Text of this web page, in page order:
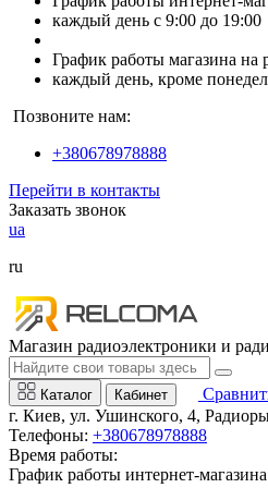
каждый день с 9:00 до 19:00
График работы магазина на
каждый день, кроме
Позвоните нам:
+380678978888
Перейти в контакты
Заказать звонок
ua
ru
Магазин радиоэлектроники и
Каталог Кабинет
г. Киев, ул. Ушинского, 4,
Телефоны: +380678978888
Время работы:
График работы интернет-